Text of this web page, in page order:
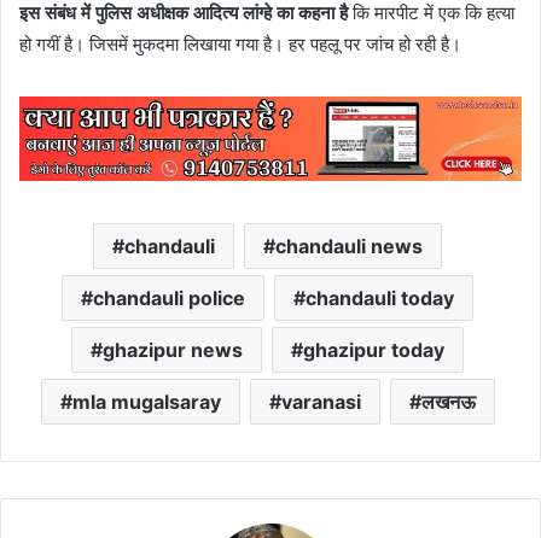
इस संबंध में पुलिस अधीक्षक आदित्य लांग्हे का कहना हैकि मारपीट में एक कि हत्या
हो गयीं है। जिसमें मुकदमा लिखाया गया है। हर पहलू पर जांच हो रही है।
chandauli chandauli news
chandauli police chandauli today
ghazipur news ghazipur today
mla mugalsaray varanasi लखनऊ